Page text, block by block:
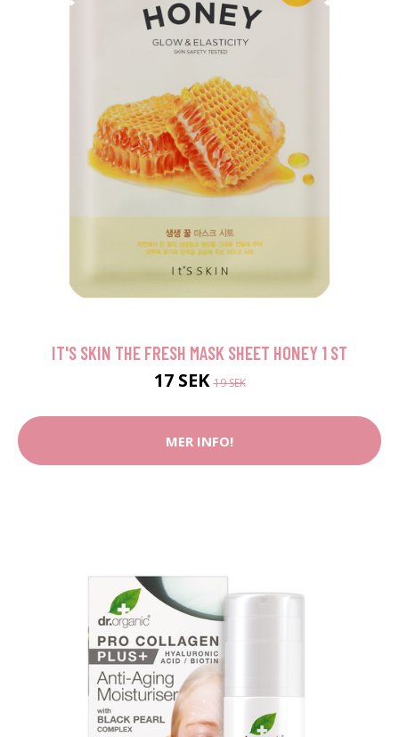
IT'S SKIN THE FRESH MASK SHEET HONEY 1 ST
17 SEK19 SEK
MER INFO!